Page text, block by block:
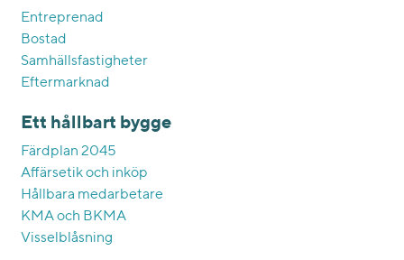
Entreprenad
Bostad
Samhällsfastigheter
Eftermarknad
Ett hållbart bygge
Färdplan 2045
Affärsetik och inköp
Hållbara medarbetare
KMA och BKMA
Visselblåsning